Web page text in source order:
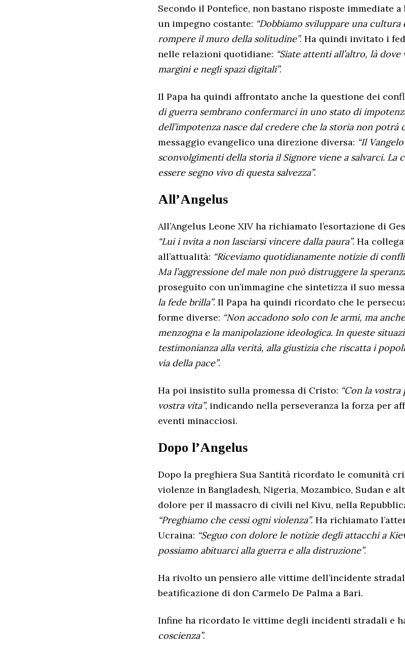
Secondo il Pontefice, non bastano risposte immediate
un impegno costante: “Dobbiamo sviluppare una cultura
rompere il muro della solitudine”. Ha quindi invitato i
nelle relazioni quotidiane: “Siate attenti all’altro, là
margini e negli spazi digitali”.
Il Papa ha quindi affrontato anche la questione dei
di guerra sembrano confermarci in uno stato di
dell’impotenza nasce dal credere che la storia non potrà
messaggio evangelico una direzione diversa: “Il
sconvolgimenti della storia il Signore viene a salvarci. La
essere segno vivo di questa salvezza”.
All’Angelus
All’Angelus Leone XIV ha richiamato l’esortazione di
“Lui i nvita a non lasciarsi vincere dalla paura”. Ha
all’attualità: “Riceviamo quotidianamente notizie di
Ma l’aggressione del male non può distruggere la
proseguito con un’immagine che sintetizza il suo
la fede brilla”. Il Papa ha quindi ricordato che le
forme diverse: “Non accadono solo con le armi, ma
menzogna e la manipolazione ideologica. In queste
testimonianza alla verità, alla giustizia che riscatta i
via della pace”.
Ha poi insistito sulla promessa di Cristo: “Con la
vostra vita”, indicando nella perseveranza la forza per
eventi minacciosi.
Dopo l’Angelus
Dopo la preghiera Sua Santità ricordato le comunità
violenze in Bangladesh, Nigeria, Mozambico, Sudan e
dolore per il massacro di civili nel Kivu, nella
“Preghiamo che cessi ogni violenza”. Ha richiamato
Ucraina: “Seguo con dolore le notizie degli attacchi a
possiamo abituarci alla guerra e alla distruzione”.
Ha rivolto un pensiero alle vittime dell’incidente
beatificazione di don Carmelo De Palma a Bari.
Infine ha ricordato le vittime degli incidenti stradali e
coscienza”.